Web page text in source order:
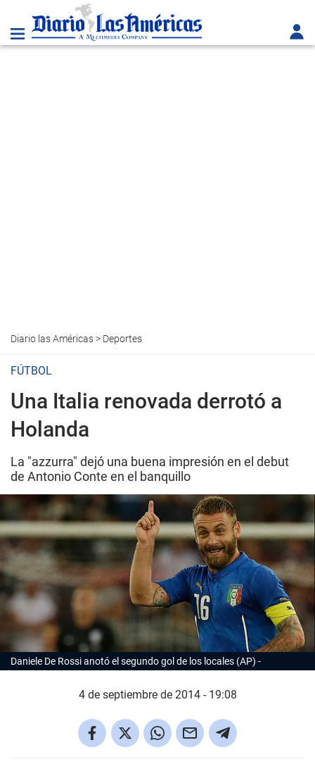
Diario las Américas> Deportes
FÚTBOL
Una Italia renovada derrotó a
Holanda
La "azzurra" dejó una buena impresión en el debut
de Antonio Conte en el banquillo
Daniele De Rossi anotó el segundo gol de los locales (AP)
4 de septiembre de 2014 - 19:08